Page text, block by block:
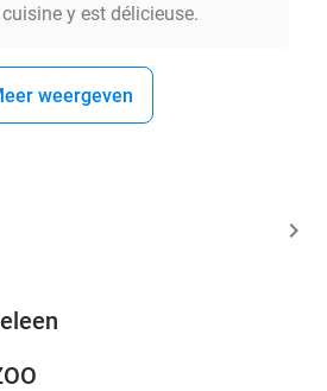
y est délicieuse.
weergeven